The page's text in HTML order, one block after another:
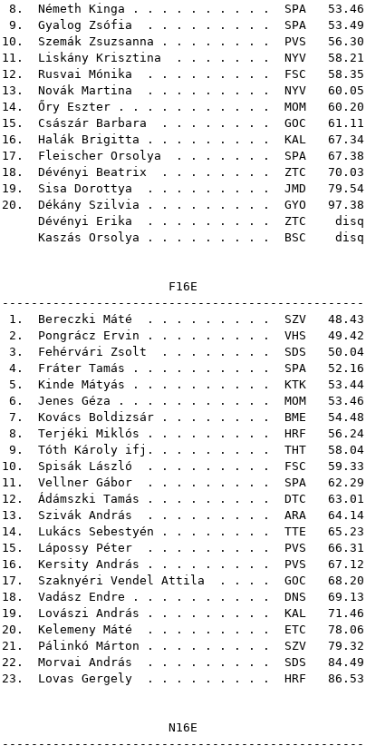
8. Németh Kinga . . . . . . . . . . SPA 53.46
9. Gyalog Zsófia . . . . . . . . . SPA 53.49
10. Szemák Zsuzsanna . . . . . . . . PVS 56.30
11. Liskány Krisztina . . . . . . . NYV 58.21
12. Rusvai Mónika . . . . . . . . . FSC 58.35
13. Novák Martina . . . . . . . . . NYV 60.05
14. Őry Eszter . . . . . . . . . . . MOM 60.20
15. Császár Barbara . . . . . . . . GOC 61.11
16. Halák Brigitta . . . . . . . . . KAL 67.34
17. Fleischer Orsolya . . . . . . . SPA 67.38
18. Dévényi Beatrix . . . . . . . . ZTC 70.03
19. Sisa Dorottya . . . . . . . . . JMD 79.54
20. Dékány Szilvia . . . . . . . . . GYO 97.38
Dévényi Erika . . . . . . . . . ZTC disq
Kaszás Orsolya . . . . . . . . . BSC disq
F16E
--------------------------------------------------
1. Bereczki Máté . . . . . . . . . SZV 48.43
2. Pongrácz Ervin . . . . . . . . . VHS 49.42
3. Fehérvári Zsolt . . . . . . . . SDS 50.04
4. Fráter Tamás . . . . . . . . . . SPA 52.16
5. Kinde Mátyás . . . . . . . . . . KTK 53.44
6. Jenes Géza . . . . . . . . . . . MOM 53.46
7. Kovács Boldizsár . . . . . . . . BME 54.48
8. Terjéki Miklós . . . . . . . . . HRF 56.24
9. Tóth Károly ifj. . . . . . . . . THT 58.04
10. Spisák László . . . . . . . . . FSC 59.33
11. Vellner Gábor . . . . . . . . . SPA 62.29
12. Ádámszki Tamás . . . . . . . . . DTC 63.01
13. Szivák András . . . . . . . . . ARA 64.14
14. Lukács Sebestyén . . . . . . . . TTE 65.23
15. Lápossy Péter . . . . . . . . . PVS 66.31
16. Kersity András . . . . . . . . . PVS 67.12
17. Szaknyéri Vendel Attila . . . . GOC 68.20
18. Vadász Endre . . . . . . . . . . DNS 69.13
19. Lovászi András . . . . . . . . . KAL 71.46
20. Kelemeny Máté . . . . . . . . . ETC 78.06
21. Pálinkó Márton . . . . . . . . . SZV 79.32
22. Morvai András . . . . . . . . . SDS 84.49
23. Lovas Gergely . . . . . . . . . HRF 86.53
N16E